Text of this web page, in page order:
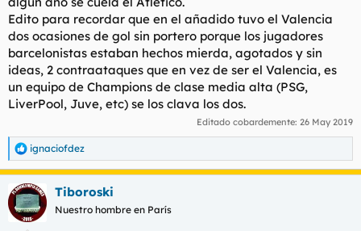
Edito para recordar que en el añadido tuvo el Valencia
dos ocasiones de gol sin portero porque los jugadores
barcelonistas estaban hechos mierda, agotados y sin
ideas, 2 contraataques que en vez de ser el Valencia, es
un equipo de Champions de clase media alta (PSG,
LiverPool, Juve, etc) se los clava los dos.
Editado cobardemente: 26 May 2019
R
e
a
c
c
i
ignaciofdez
Tiboroski
Nuestro hombre en París